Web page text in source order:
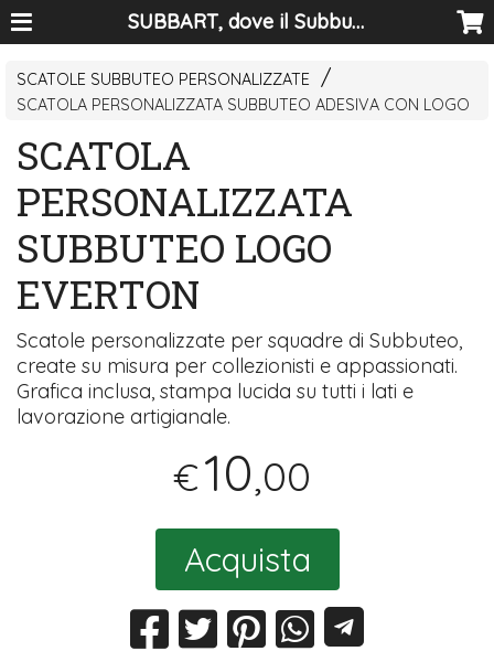
SUBBART, dove il Subbuteo diventa arte
SCATOLE SUBBUTEO PERSONALIZZATE
SCATOLA PERSONALIZZATA SUBBUTEO ADESIVA CON LOGO
SCATOLA
PERSONALIZZATA
SUBBUTEO LOGO
EVERTON
Scatole personalizzate per squadre di Subbuteo,
create su misura per collezionisti e appassionati.
Grafica inclusa, stampa lucida su tutti i lati e
lavorazione artigianale.
€10,00
Acquista